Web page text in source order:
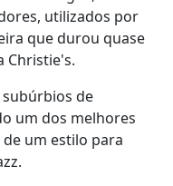
utilizados por
que durou quase
Christie's.
subúrbios de
um dos melhores
um estilo para